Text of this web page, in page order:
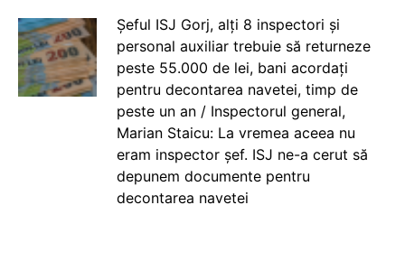
Șeful ISJ Gorj, alți 8 inspectori și
personal auxiliar trebuie să returneze
peste 55.000 de lei, bani acordați
pentru decontarea navetei, timp de
peste un an / Inspectorul general,
Marian Staicu: La vremea aceea nu
eram inspector șef. ISJ ne-a cerut să
depunem documente pentru
decontarea navetei